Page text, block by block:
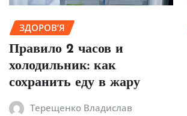
ЗДОРОВ’Я
Правило 2 часов и
холодильник: как
сохранить еду в жару
Терещенко Владислав